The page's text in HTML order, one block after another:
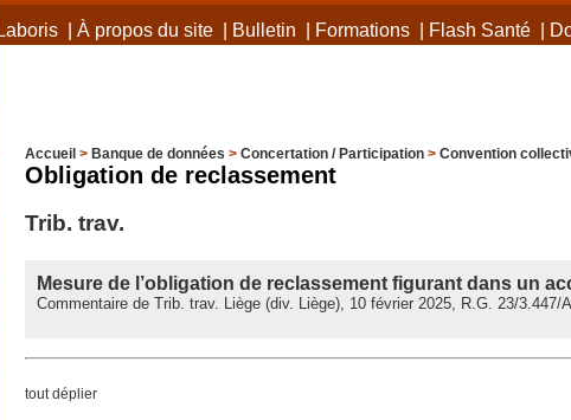
| À propos du site| Bulletin Formations| Flash Santé|
Accueil > Banque de données > Concertation / Participation> Convention
Obligation de reclassement
Trib. trav.
Mesure de l’obligation de reclassement figurant dans un
Commentaire de Trib. trav. Liège (div. Liège), 10 février 2025, R.G. 23/3.447/A
tout déplier